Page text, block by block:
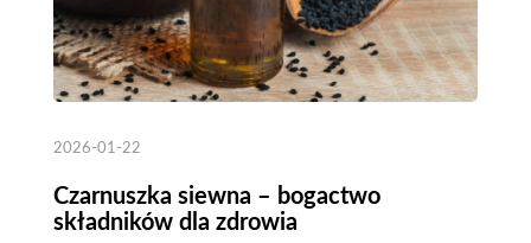
2026-01-22
Czarnuszka siewna – bogactwo
składników dla zdrowia